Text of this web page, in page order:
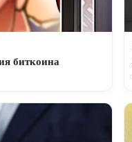
биткоина